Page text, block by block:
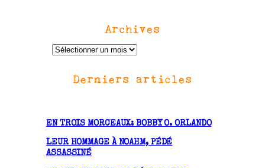
Archives
A
v
s
Derniers articles
EN TROIS MORCEAUX: BOBBY O. ORLANDO
LEUR HOMMAGE À NOAHM, PÉDÉ
ASSASSINÉ